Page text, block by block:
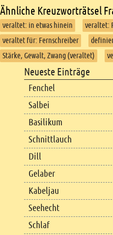
Ähnliche Kreuzworträtsel
veraltet: in etwas hinein
veraltet:
veraltet für: Fernschreiber
Stärke, Gewalt, Zwang (veraltet)
Footer content
Neueste Einträge
Fenchel
Salbei
Basilikum
Schnittlauch
Dill
Gelaber
Kabeljau
Seehecht
Schlaf